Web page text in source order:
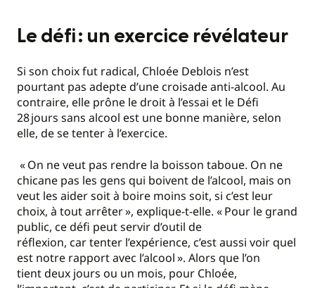
Le défi : un exercice révélateur
Si son choix fut radical, Chloée Deblois n’est
pourtant pas adepte d’une croisade anti-alcool. Au
contraire, elle prône le droit à l’essai et le Défi
28 jours sans alcool est une bonne manière, selon
elle, de se tenter à l’exercice.
«On ne veut pas rendre la boisson taboue. On ne
chicane pas les gens qui boivent de l’alcool, mais on
veut les aider soit à boire moins soit, si c’est leur
choix, à tout arrêter», explique-t-elle. «Pour le grand
public, ce défi peut servir d’outil de
réflexion, car tenter l’expérience, c’est aussi voir quel
est notre rapport avec l’alcool». Alors que l’on
tient deux jours ou un mois, pour Chloée,